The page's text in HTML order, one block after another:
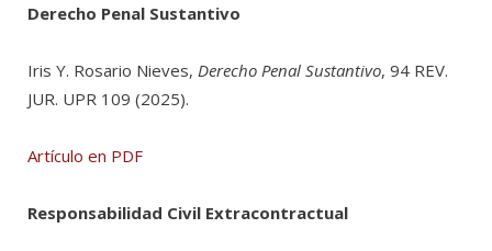
Derecho Penal Sustantivo
Iris Y. Rosario Nieves, Derecho Penal Sustantivo, 94 REV.
JUR. UPR 109 (2025).
Artículo en PDF
Responsabilidad Civil Extracontractual